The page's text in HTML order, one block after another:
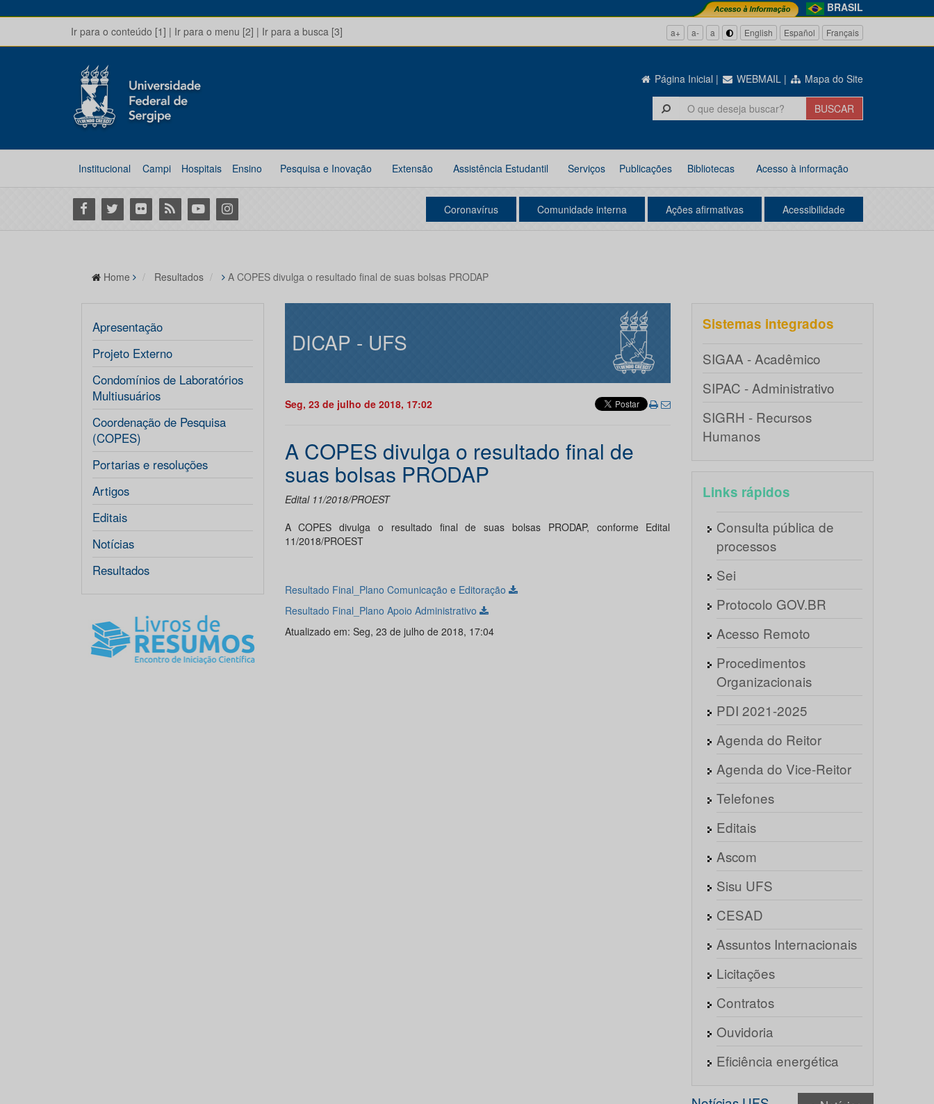
BRASIL
Ir para o conteúdo [1] | Ir para o menu [2] | Ir para a busca [3] a+ a- a English Español Français
Página Inicial | WEBMAIL | Mapa do Site
Institucional Campi Hospitais Ensino Pesquisa e Inovação Extensão Assistência Estudantil Serviços Publicações Bibliotecas Acesso à informação
Facebook
Twitter Flickr RSS YoutubeInstagram Coronavírus Comunidade interna Ações afirmativas Acessibilidade
Home Resultados A COPES divulga o resultado final de suas bolsas PRODAP
Apresentação
Projeto Externo
Condomínios de Laboratórios
Multiusuários
Coordenação de Pesquisa
(COPES)
Portarias e resoluções
Artigos
Editais
Notícias
Resultados
DICAP - UFS
Seg, 23 de julho de 2018, 17:02
A COPES divulga o resultado final de
suas bolsas PRODAP
Edital 11/2018/PROEST
A COPES divulga o resultado final de suas bolsas PRODAP, conforme Edital
11/2018/PROEST
Resultado Final_Plano Comunicação e Editoração
Resultado Final_Plano Apoio Administrativo
Atualizado em: Seg, 23 de julho de 2018, 17:04
Sistemas integrados
SIGAA - Acadêmico
SIPAC - Administrativo
SIGRH - Recursos
Humanos
Links rápidos
Consulta pública de
processos
Sei
Protocolo GOV.BR
Acesso Remoto
Procedimentos
Organizacionais
PDI 2021-2025
Agenda do Reitor
Agenda do Vice-Reitor
Telefones
Editais
Ascom
Sisu UFS
CESAD
Assuntos Internacionais
Licitações
Contratos
Ouvidoria
Eficiência energética